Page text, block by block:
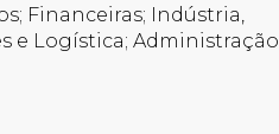
Financeiras; Indústria,
e Logística; Administração